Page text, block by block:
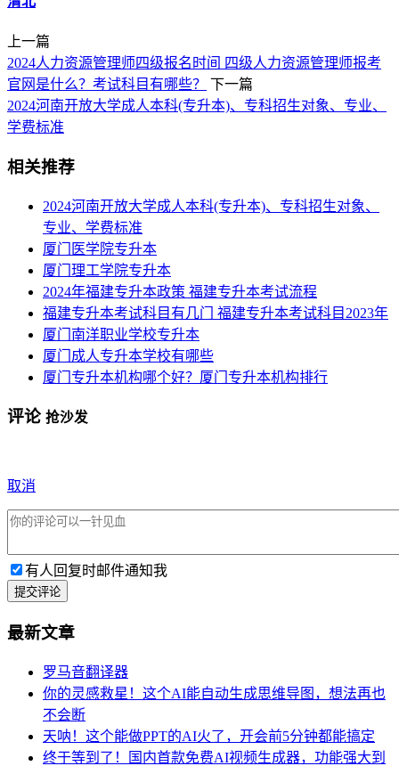
上一篇
2024人力资源管理师四级报名时间 四级人力资源管理师报考
官网是什么？考试科目有哪些？
下一篇
2024河南开放大学成人本科(专升本)、专科招生对象、专业、
学费标准
相关推荐
2024河南开放大学成人本科(专升本)、专科招生对象、
专业、学费标准
厦门医学院专升本
厦门理工学院专升本
2024年福建专升本政策 福建专升本考试流程
福建专升本考试科目有几门 福建专升本考试科目2023年
厦门南洋职业学校专升本
厦门成人专升本学校有哪些
厦门专升本机构哪个好？厦门专升本机构排行
评论 抢沙发
取消
有人回复时邮件通知我
提交评论
最新文章
罗马音翻译器
你的灵感救星！这个AI能自动生成思维导图，想法再也
不会断
天呐！这个能做PPT的AI火了，开会前5分钟都能搞定
终于等到了！国内首款免费AI视频生成器，功能强大到